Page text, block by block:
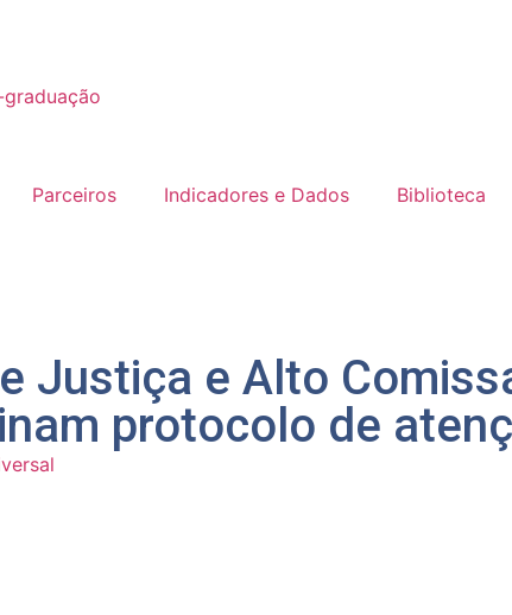
graduação
Parceiros Indicadores e Dados Biblioteca
Justiça e Alto
protocolo de